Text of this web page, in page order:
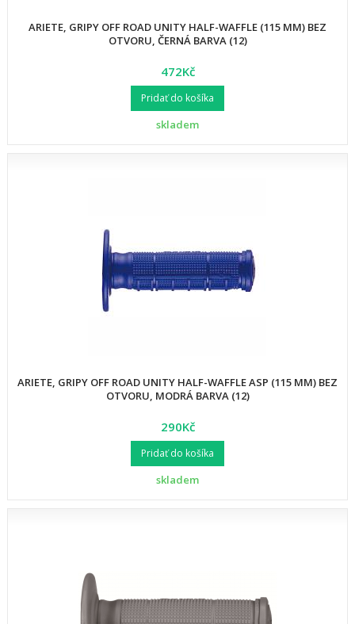
ARIETE, GRIPY OFF ROAD UNITY HALF-WAFFLE (115 MM) BEZ
OTVORU, ČERNÁ BARVA (12)
472Kč
Pridať do košíka
skladem
ARIETE, GRIPY OFF ROAD UNITY HALF-WAFFLE ASP (115 MM) BEZ
OTVORU, MODRÁ BARVA (12)
290Kč
Pridať do košíka
skladem